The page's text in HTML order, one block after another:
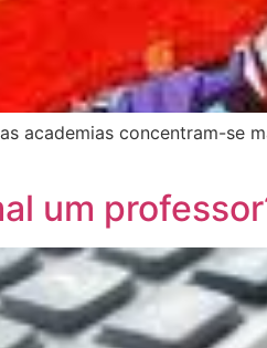
academias concentram-se
um